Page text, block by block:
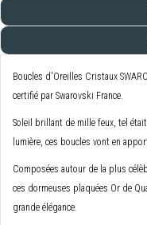
Boucles d'Oreilles Cristaux
certifié par Swarovski France.
Soleil brillant de mille feux, tel
lumière, ces boucles vont en
Composées autour de la plus
ces dormeuses plaquées Or de
grande élégance.